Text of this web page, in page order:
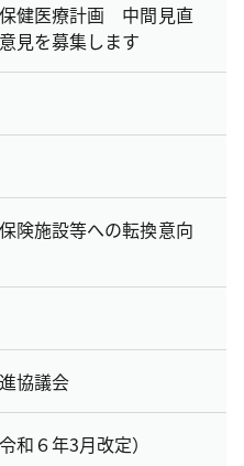
保健医療計画 中間見直
見を募集します
険施設等への転換意向
協議会
和６年3月改定）